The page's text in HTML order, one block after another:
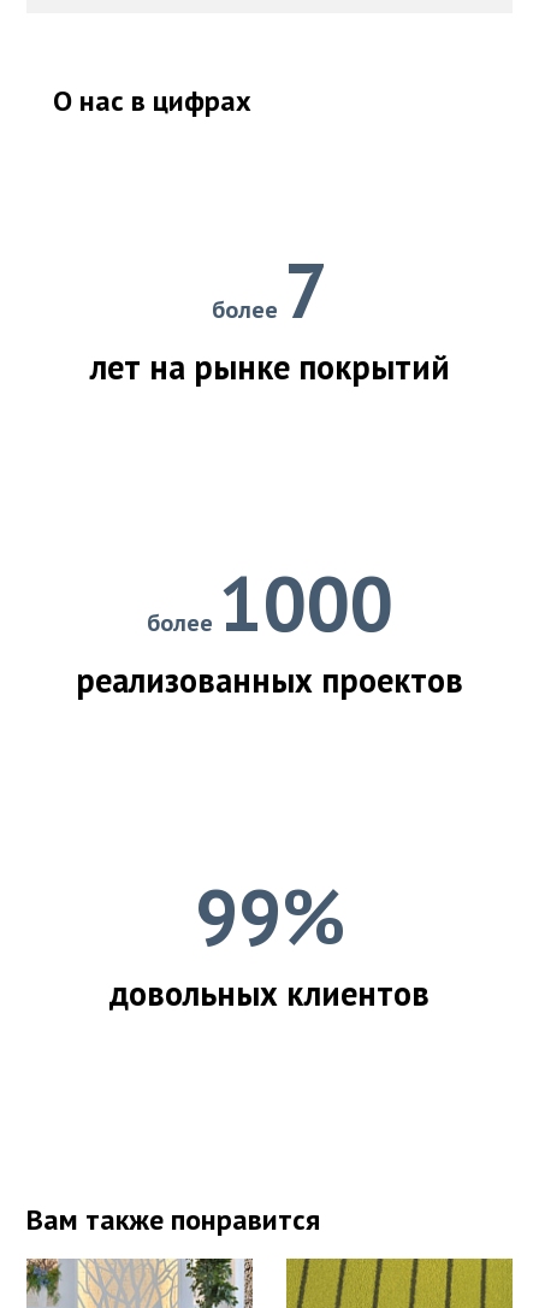
О нас в цифрах
более 7
лет на рынке покрытий
более 1000
реализованных проектов
99%
довольных клиентов
Вам также понравится